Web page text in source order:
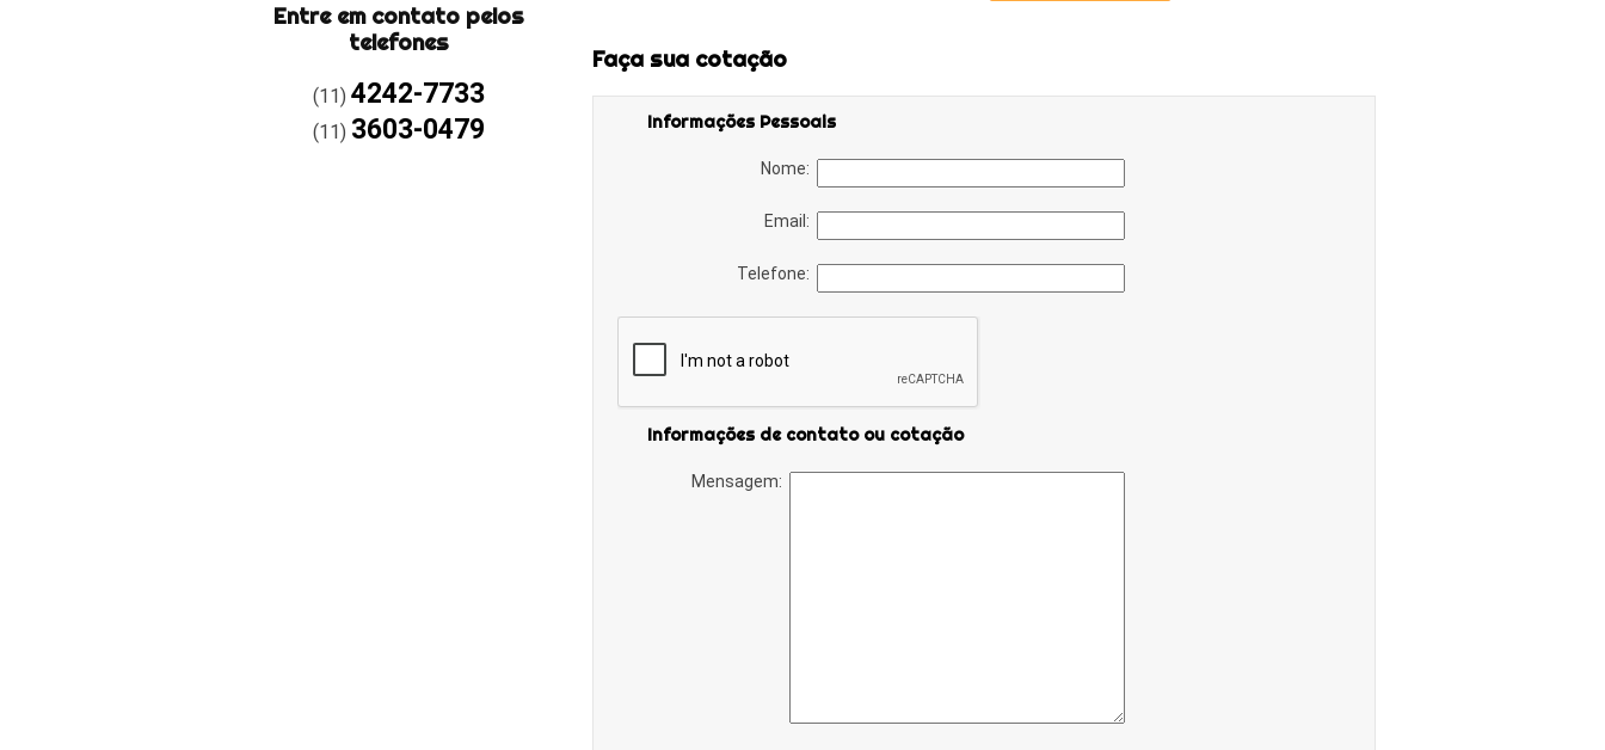
Entre em contato pelos
telefones
(11) 4242-7733
(11) 3603-0479
Faça sua cotação
Informações Pessoais
Nome:
Email:
Telefone:
Informações de contato ou cotação
Mensagem: